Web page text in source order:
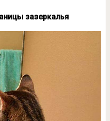
зазеркалья